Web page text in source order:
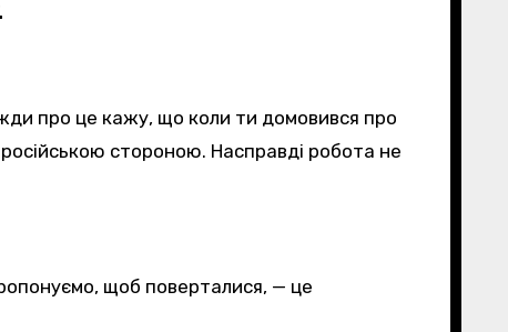
про це кажу, що коли ти домовився про
стороною. Насправді робота не
щоб поверталися, — це